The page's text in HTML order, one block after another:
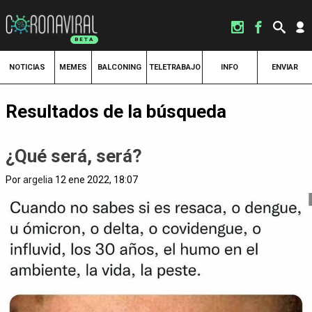
NOTICIAS MEMES BALCONING TELETRABAJO INFO ENVIAR
Resultados de la búsqueda
¿Qué será, será?
Porargelia 12 ene 2022, 18:07